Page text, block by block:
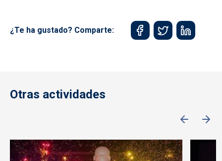
¿Te ha gustado? Comparte:
Otras actividades